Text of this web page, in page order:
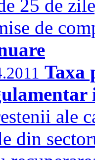
25 de
de
Taxa
ale
din